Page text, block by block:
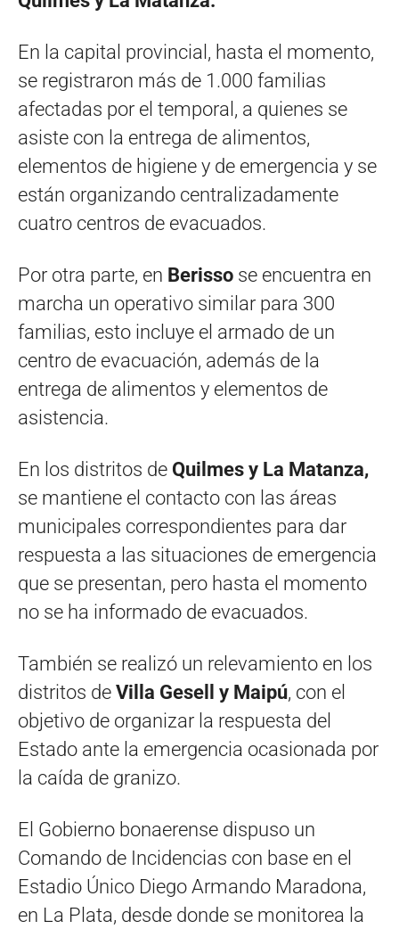
En la capital provincial, hasta el momento,
se registraron más de 1.000 familias
afectadas por el temporal, a quienes se
asiste con la entrega de alimentos,
elementos de higiene y de emergencia y se
están organizando centralizadamente
cuatro centros de evacuados.
Por otra parte, en Berisso se encuentra en
marcha un operativo similar para 300
familias, esto incluye el armado de un
centro de evacuación, además de la
entrega de alimentos y elementos de
asistencia.
En los distritos de Quilmes y La Matanza,
se mantiene el contacto con las áreas
municipales correspondientes para dar
respuesta a las situaciones de emergencia
que se presentan, pero hasta el momento
no se ha informado de evacuados.
También se realizó un relevamiento en los
distritos de Villa Gesell y Maipú, con el
objetivo de organizar la respuesta del
Estado ante la emergencia ocasionada por
la caída de granizo.
El Gobierno bonaerense dispuso un
Comando de Incidencias con base en el
Estadio Único Diego Armando Maradona,
en La Plata, desde donde se monitorea la